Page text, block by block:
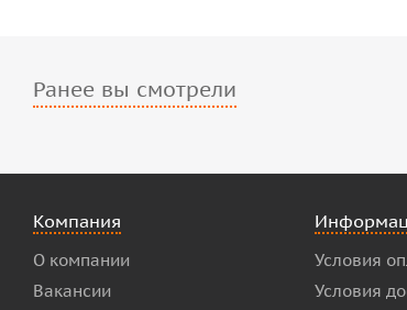
Ранее вы смотрели
Компания
О компании
Вакансии
Условия
Условия